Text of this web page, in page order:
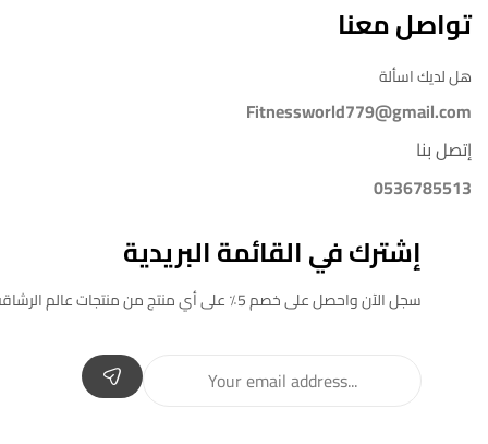
تواصل معنا
هل لديك اسألة
Fitnessworld779@gmail.com
إتصل بنا
0536785513
إشترك في القائمة البريدية
سجل الآن واحصل على خصم 5٪ على أي منتج من منتجات عالم الرشاقة